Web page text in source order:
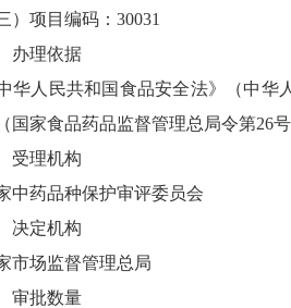
项目编码：30031
理依据
人民共和国食品安全法》（中华人
国家食品药品监督管理总局令第26
理机构
药品种保护审评委员会
定机构
场监督管理总局
批数量